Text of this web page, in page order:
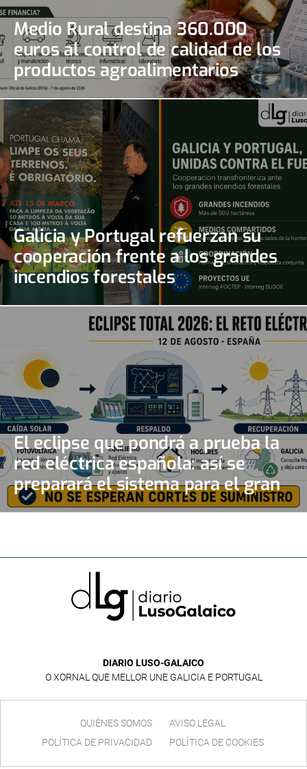
Medio Rural destina 360.000
euros al control de calidad de los
productos agroalimentarios
gallegos
Galicia y Portugal refuerzan su
cooperación frente a los grandes
incendios forestales
El eclipse que pondrá a prueba la
red eléctrica española: así se
preparará el sistema para el gran
apagón solar
DIARIO LUSO-GALAICO
O XORNAL QUE MELLOR UNE GALICIA E PORTUGAL
QUIÉNES SOMOS
AVISO LEGAL
POLÍTICA DE PRIVACIDAD
POLÍTICA DE COOKIES